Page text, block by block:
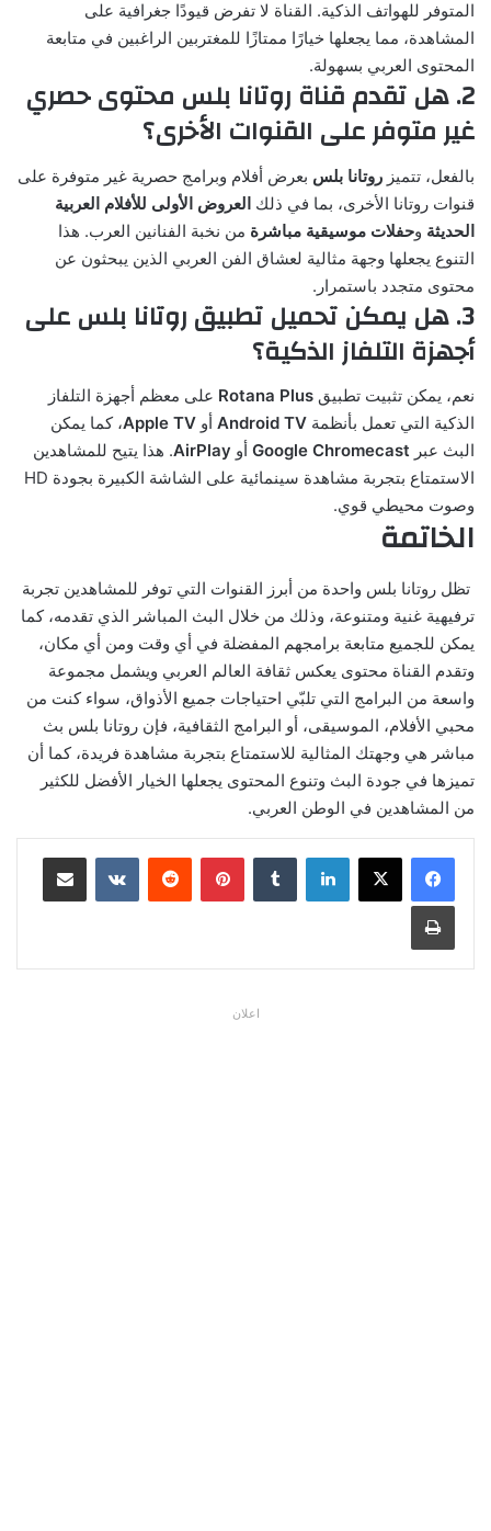
المتوفر للهواتف الذكية. القناة لا تفرض قيودًا جغرافية على
المشاهدة، مما يجعلها خيارًا ممتازًا للمغتربين الراغبين في متابعة
المحتوى العربي بسهولة.
2. هل تقدم قناة روتانا بلس محتوى حصري
غير متوفر على القنوات الأخرى؟
بالفعل، تتميز روتانا بلس بعرض أفلام وبرامج حصرية غير متوفرة على
قنوات روتانا الأخرى، بما في ذلك العروض الأولى للأفلام العربية
الحديثة وحفلات موسيقية مباشرة من نخبة الفنانين العرب. هذا
التنوع يجعلها وجهة مثالية لعشاق الفن العربي الذين يبحثون عن
محتوى متجدد باستمرار.
3. هل يمكن تحميل تطبيق روتانا بلس على
أجهزة التلفاز الذكية؟
نعم، يمكن تثبيت تطبيق Rotana Plus على معظم أجهزة التلفاز
الذكية التي تعمل بأنظمة Android TV أو Apple TV، كما يمكن
البث عبر Google Chromecast أو AirPlay. هذا يتيح للمشاهدين
الاستمتاع بتجربة مشاهدة سينمائية على الشاشة الكبيرة بجودة HD
وصوت محيطي قوي.
الخاتمة
تظل روتانا بلس واحدة من أبرز القنوات التي توفر للمشاهدين تجربة
ترفيهية غنية ومتنوعة، وذلك من خلال البث المباشر الذي تقدمه، كما
يمكن للجميع متابعة برامجهم المفضلة في أي وقت ومن أي مكان،
وتقدم القناة محتوى يعكس ثقافة العالم العربي ويشمل مجموعة
واسعة من البرامج التي تلبّي احتياجات جميع الأذواق، سواء كنت من
محبي الأفلام، الموسيقى، أو البرامج الثقافية، فإن روتانا بلس بث
مباشر هي وجهتك المثالية للاستمتاع بتجربة مشاهدة فريدة، كما أن
تميزها في جودة البث وتنوع المحتوى يجعلها الخيار الأفضل للكثير
من المشاهدين في الوطن العربي.
لينكدإن بينتيريست مشاركة عبر البريد
طباعة
اعلان